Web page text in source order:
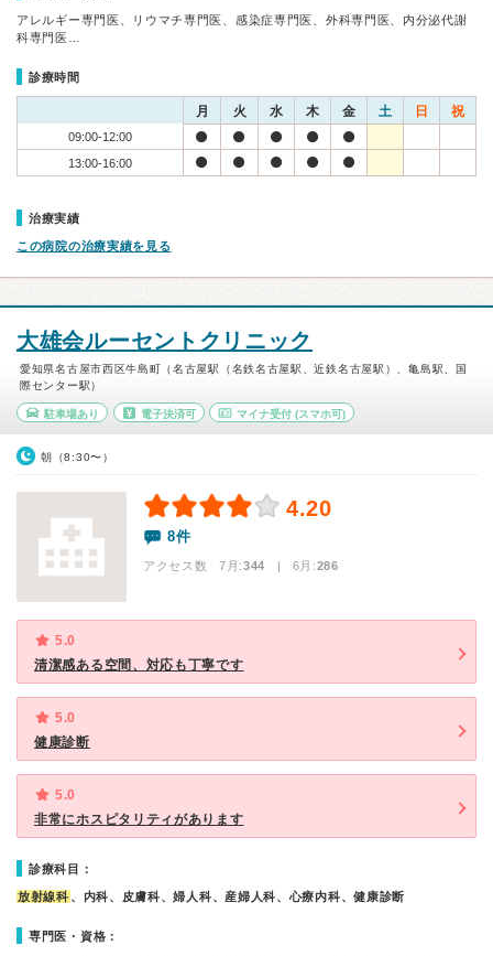
アレルギー専門医、リウマチ専門医、感染症専門医、外科専門医、内分泌代謝
科専門医…
診療時間
月 火 水 木 金 土 日 祝
09:00-12:00
13:00-16:00
治療実績
この病院の治療実績を見る
大雄会ルーセントクリニック
愛知県名古屋市西区牛島町（名古屋駅（名鉄名古屋駅、近鉄名古屋駅）、亀島駅、国
際センター駅）
駐車場あり 電子決済可 マイナ受付 (スマホ可)
朝（8:30〜）
4.20
8件
アクセス数 7月:344 | 6月:286
5.0
清潔感ある空間、対応も丁寧です
5.0
健康診断
5.0
非常にホスピタリティがあります
診療科目：
放射線科 、内科、皮膚科、婦人科、産婦人科、心療内科、健康診断
専門医・資格：